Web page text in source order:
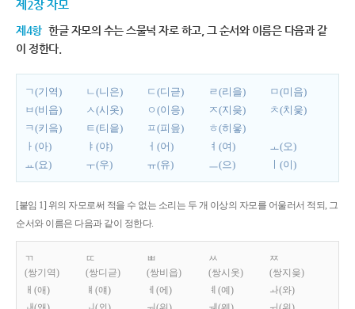
제2장 자모
제4항 한글 자모의 수는 스물넉 자로 하고, 그 순서와 이름은 다음과 같
이 정한다.
ㄱ(기역) ㄴ(니은) ㄷ(디귿) ㄹ(리을)
ㅁ(미음)
ㅂ(비읍)
ㅅ(시옷) ㅇ(이응) ㅈ(지읒)
ㅊ(치읓)
ㅋ(키읔)
ㅌ(티읕) ㅍ(피읖)
ㅎ(히읗)
ㅏ(아)
ㅑ(야) ㅓ(어) ㅕ(여)
ㅗ(오)
ㅛ(요)
ㅜ(우) ㅠ(유) ㅡ(으) ㅣ(이)
[붙임 1] 위의 자모로써 적을 수 없는 소리는 두 개 이상의 자모를 어울러서 적되, 그
순서와 이름은 다음과 같이 정한다.
ㄲ
(쌍기역)
ㄸ
(쌍디귿)
ㅃ
(쌍비읍)
ㅆ
(쌍시옷)
ㅉ
(쌍지읒)
ㅐ(애)
ㅒ(얘) ㅔ(에) ㅖ(예)
ㅘ(와)